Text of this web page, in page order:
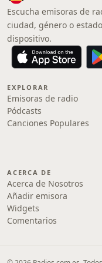
Escucha emisoras de
ciudad, género o
dispositivo.
EXPLORAR
Emisoras de radio
Pódcasts
Canciones Populares
ACERCA DE
Acerca de Nosotros
Añadir emisora
Widgets
Comentarios